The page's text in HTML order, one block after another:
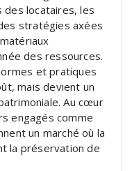
locataires, les
stratégies axées
des ressources.
et pratiques
mais devient un
Au cœur
engagés comme
un marché où la
la préservation de